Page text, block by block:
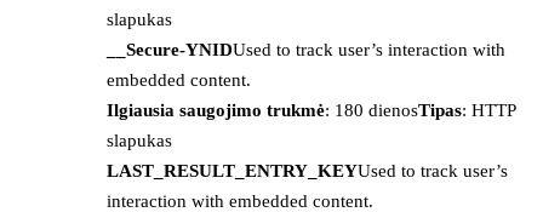
slapukas
__Secure-YNIDUsed to track user’s interaction with
embedded content.
Ilgiausia saugojimo trukmė: 180 dienosTipas: HTTP
slapukas
LAST_RESULT_ENTRY_KEYUsed to track user’s
interaction with embedded content.